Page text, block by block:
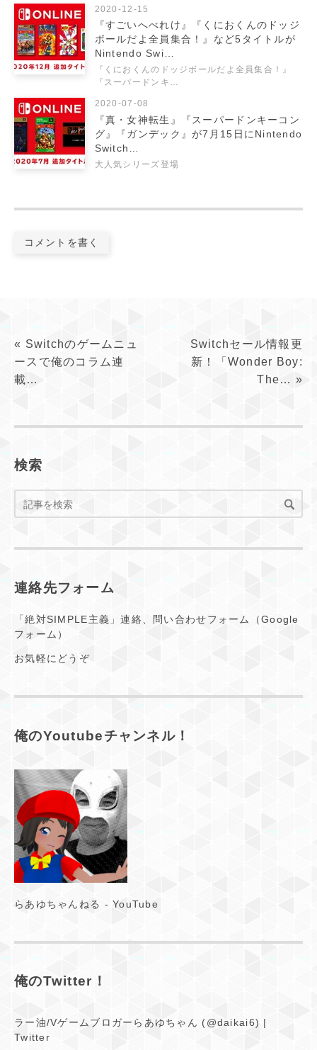
2020-12-15
『すごいへべれけ』『くにおくんのドッジ
ボールだよ全員集合！』など5タイトルが
Nintendo Swi…
『くにおくんのドッジボールだよ全員集合！』
『スーパードンキ…
2020-07-08
『真・女神転生』『スーパードンキーコン
グ』『ガンデック』が7月15日にNintendo
Switch…
大人気シリーズ登場
コメントを書く
« Switchのゲームニュ
ースで俺のコラム連
載…
Switchセール情報更
新！「Wonder Boy:
The… »
検索
連絡先フォーム
「絶対SIMPLE主義」連絡、問い合わせフォーム（Google
フォーム）
お気軽にどうぞ
俺のYoutubeチャンネル！
らあゆちゃんねる - YouTube
俺のTwitter！
ラー油/Vゲームブロガーらあゆちゃん (@daikai6) |
Twitter